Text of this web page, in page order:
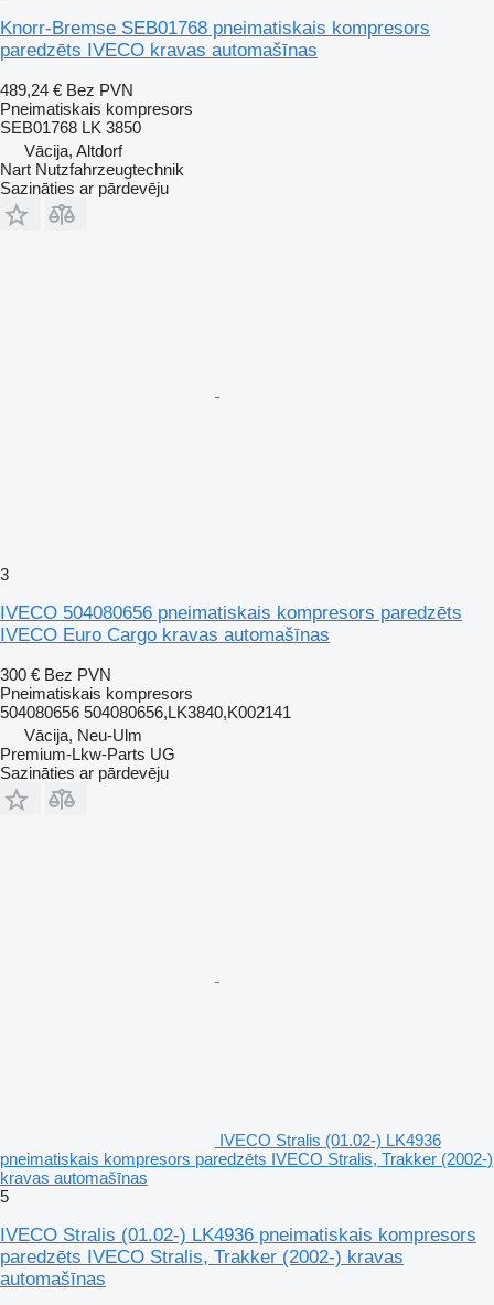
Knorr-Bremse SEB01768 pneimatiskais kompresors
paredzēts IVECO kravas automašīnas
489,24 € Bez PVN
Pneimatiskais kompresors
SEB01768 LK 3850
Vācija, Altdorf
Nart Nutzfahrzeugtechnik
Sazināties ar pārdevēju
3
IVECO 504080656 pneimatiskais kompresors paredzēts
IVECO Euro Cargo kravas automašīnas
300 € Bez PVN
Pneimatiskais kompresors
504080656 504080656,LK3840,K002141
Vācija, Neu-Ulm
Premium-Lkw-Parts UG
Sazināties ar pārdevēju
IVECO Stralis (01.02-) LK4936
pneimatiskais kompresors paredzēts IVECO Stralis, Trakker (2002-)
kravas automašīnas
5
IVECO Stralis (01.02-) LK4936 pneimatiskais kompresors
paredzēts IVECO Stralis, Trakker (2002-) kravas
automašīnas